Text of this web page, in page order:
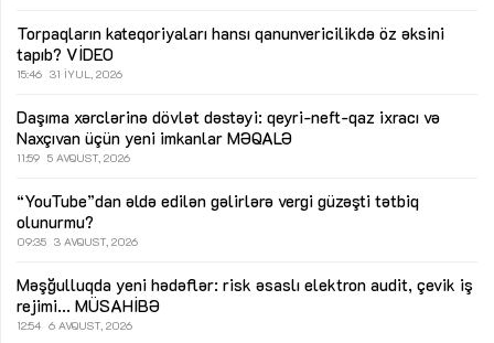
Torpaqların kateqoriyaları hansı qanunvericilikdə öz əksini
tapıb? VİDEO
15:46 31 İYUL, 2026
Daşıma xərclərinə dövlət dəstəyi: qeyri-neft-qaz ixracı və
Naxçıvan üçün yeni imkanlar MƏQALƏ
11:59 5 AVQUST, 2026
“YouTube”dan əldə edilən gəlirlərə vergi güzəşti tətbiq
olunurmu?
09:35 3 AVQUST, 2026
Məşğulluqda yeni hədəflər: risk əsaslı elektron audit, çevik iş
rejimi... MÜSAHİBƏ
12:54 6 AVQUST, 2026